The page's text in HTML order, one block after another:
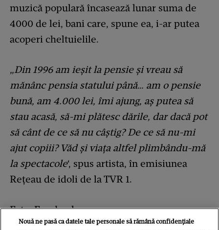
muzică populară încasează lunar suma de
4000 de lei, bani care, spune ea, i-ar putea
acoperi cheltuielile.
„Din 1996 am ieșit la pensie și vreau să
mănânc pensia statului până… am o pensie
bună, am 4.000 lei, îmi ajung, aș putea să
stau acasă, să-mi plătesc dările, dar dacă pot
să cânt de ce să nu câștig? De ce să nu-mi
ajut copiii? Văd și viața altfel plimbându-mă
la spectacole‘, spus artista, în emisiunea
Rețeau de idoli de la TVR 1.
Foto: Facebook
Nouă ne pasă ca datele tale personale să rămână confidențiale